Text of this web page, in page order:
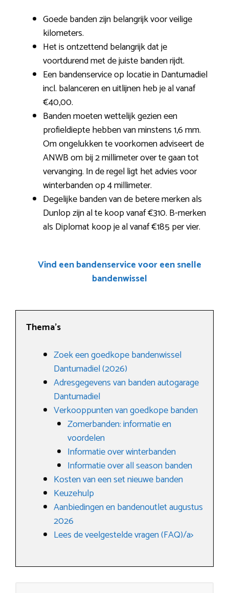
Goede banden zijn belangrijk voor veilige
kilometers.
Het is ontzettend belangrijk dat je
voortdurend met de juiste banden rijdt.
Een bandenservice op locatie in Dantumadiel
incl. balanceren en uitlijnen heb je al vanaf
€40,00.
Banden moeten wettelijk gezien een
profieldiepte hebben van minstens 1,6 mm.
Om ongelukken te voorkomen adviseert de
ANWB om bij 2 millimeter over te gaan tot
vervanging. In de regel ligt het advies voor
winterbanden op 4 millimeter.
Degelijke banden van de betere merken als
Dunlop zijn al te koop vanaf €310. B-merken
als Diplomat koop je al vanaf €185 per vier.
Vind een bandenservice voor een snelle
bandenwissel
Thema’s
Zoek een goedkope bandenwissel
Dantumadiel (2026)
Adresgegevens van banden autogarage
Dantumadiel
Verkooppunten van goedkope banden
Zomerbanden: informatie en
voordelen
Informatie over winterbanden
Informatie over all season banden
Kosten van een set nieuwe banden
Keuzehulp
Aanbiedingen en bandenoutlet augustus
2026
Lees de veelgestelde vragen (FAQ)/a>